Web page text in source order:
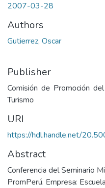
2007-03-28
Authors
Gutierrez, Oscar
Publisher
Comisión de Promoción
Turismo
URI
https://hdl.handle.net/
Abstract
Conferencia del Seminario
PromPerú. Empresa: